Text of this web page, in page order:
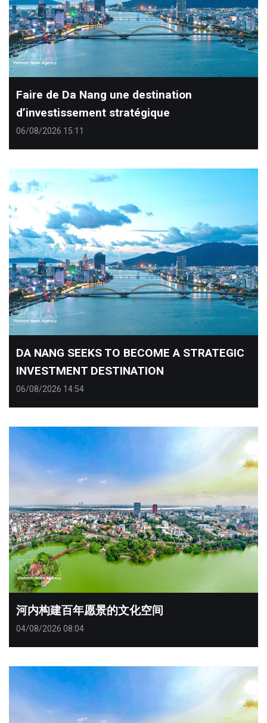
Faire de Da Nang une destination
d’investissement stratégique
06/08/2026 15:11
​DA NANG SEEKS TO BECOME A STRATEGIC
INVESTMENT DESTINATION
06/08/2026 14:54
河内构建百年愿景的文化空间
04/08/2026 08:04